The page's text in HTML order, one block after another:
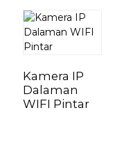
Kamera IP
Dalaman
WIFI Pintar